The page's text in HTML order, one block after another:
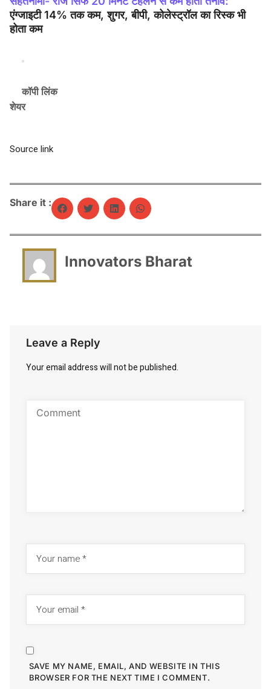
एंग्जाइटी 14% तक कम, शुगर, बीपी, कोलेस्ट्रॉल का रिस्क भी
होता कम
कॉपी लिंक
शेयर
Source link
Share it :
Innovators Bharat
Leave a Reply
Your email address will not be published.
SAVE MY NAME, EMAIL, AND WEBSITE IN THIS
BROWSER FOR THE NEXT TIME I COMMENT.